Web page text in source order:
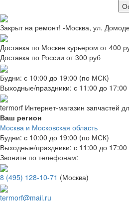
Закрыт на ремонт! -Москва, ул.
Доставка по Москве курьером от 400
Доставка по России от 300 руб
Будни: с 10:00 до 19:00 (по МСК)
Выходные/праздники: с 11:00 до
termorf Интернет-магазин запчастей
Ваш регион
Москва и Московская область
Будни: с 10:00 до 19:00 (по МСК)
Выходные/праздники: с 11:00 до
Звоните по телефонам:
8 (495) 128-10-71 (Москва)
termorf@mail.ru